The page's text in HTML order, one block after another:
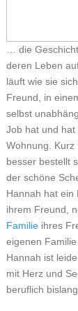
… die
deren Leben
läuft wie sie
Freund, in
selbst
Job hat und
Wohnung.
besser bestellt
der schöne
Hannah hat ein
ihrem Freund,
Familieihres
eigenen
Hannah ist
mit Herz und
beruflich